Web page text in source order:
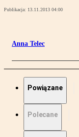
Publikacja: 13.11.2013 04:00
Anna Telec
Powiązane
Polecane